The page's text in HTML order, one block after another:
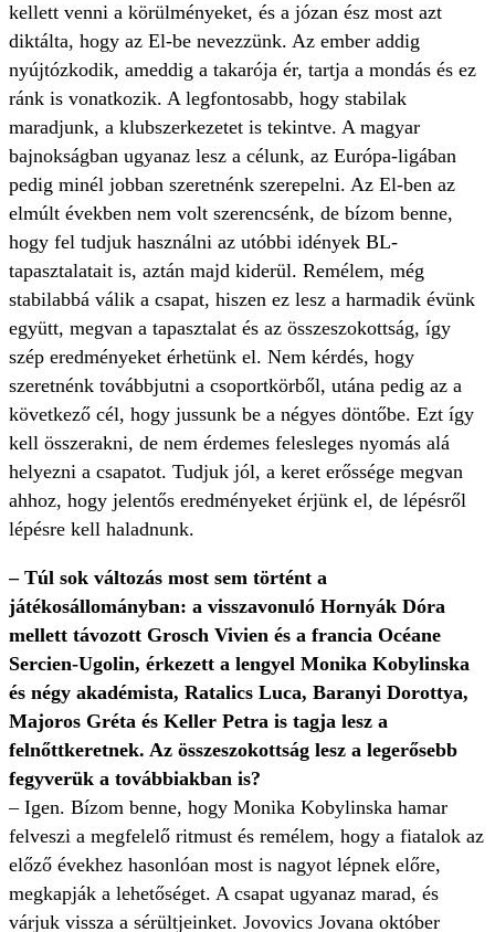
kellett venni a körülményeket, és a józan ész most azt
diktálta, hogy az El-be nevezzünk. Az ember addig
nyújtózkodik, ameddig a takarója ér, tartja a mondás és ez
ránk is vonatkozik. A legfontosabb, hogy stabilak
maradjunk, a klubszerkezetet is tekintve. A magyar
bajnokságban ugyanaz lesz a célunk, az Európa-ligában
pedig minél jobban szeretnénk szerepelni. Az El-ben az
elmúlt években nem volt szerencsénk, de bízom benne,
hogy fel tudjuk használni az utóbbi idények BL-
tapasztalatait is, aztán majd kiderül. Remélem, még
stabilabbá válik a csapat, hiszen ez lesz a harmadik évünk
együtt, megvan a tapasztalat és az összeszokottság, így
szép eredményeket érhetünk el. Nem kérdés, hogy
szeretnénk továbbjutni a csoportkörből, utána pedig az a
következő cél, hogy jussunk be a négyes döntőbe. Ezt így
kell összerakni, de nem érdemes felesleges nyomás alá
helyezni a csapatot. Tudjuk jól, a keret erőssége megvan
ahhoz, hogy jelentős eredményeket érjünk el, de lépésről
lépésre kell haladnunk.
– Túl sok változás most sem történt a
játékosállományban: a visszavonuló Hornyák Dóra
mellett távozott Grosch Vivien és a francia Océane
Sercien-Ugolin, érkezett a lengyel Monika Kobylinska
és négy akadémista, Ratalics Luca, Baranyi Dorottya,
Majoros Gréta és Keller Petra is tagja lesz a
felnőttkeretnek. Az összeszokottság lesz a legerősebb
fegyverük a továbbiakban is?
– Igen. Bízom benne, hogy Monika Kobylinska hamar
felveszi a megfelelő ritmust és remélem, hogy a fiatalok az
előző évekhez hasonlóan most is nagyot lépnek előre,
megkapják a lehetőséget. A csapat ugyanaz marad, és
várjuk vissza a sérültjeinket. Jovovics Jovana október